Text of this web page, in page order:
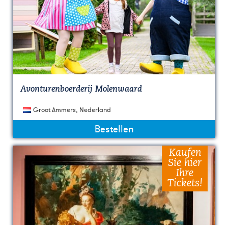
Avonturenboerderij Molenwaard
Groot Ammers, Nederland
Bestellen
Kaufen
Sie hier
Ihre
Tickets!